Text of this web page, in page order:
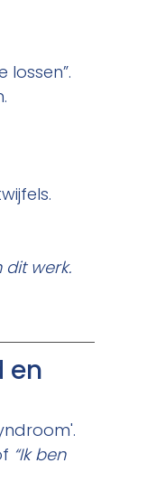
dit werk.
en
“Ik ben